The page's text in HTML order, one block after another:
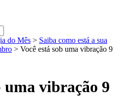
do Mês > Saiba como está a sua
> Você está sob uma vibração 9
uma vibração 9